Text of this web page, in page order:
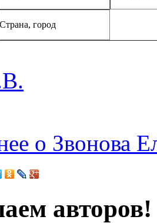
Страна, город
о Звонова
авторов!